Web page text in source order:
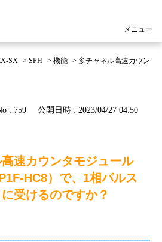
メニュー
SX > SPH > 機能 > 多チャネル高速カウン
: 759 公開日時 : 2023/04/27 04:50
速カウンタモジュール
HC8）で、1相パルス
受けるのですか？